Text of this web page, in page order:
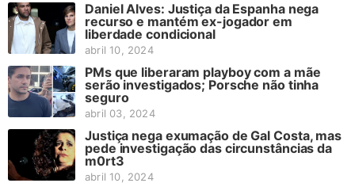
Daniel Alves: Justiça da Espanha nega
recurso e mantém ex-jogador em
liberdade condicional
abril 10, 2024
PMs que liberaram playboy com a mãe
serão investigados; Porsche não tinha
seguro
abril 03, 2024
Justiça nega exumação de Gal Costa, mas
pede investigação das circunstâncias da
m0rt3
abril 10, 2024